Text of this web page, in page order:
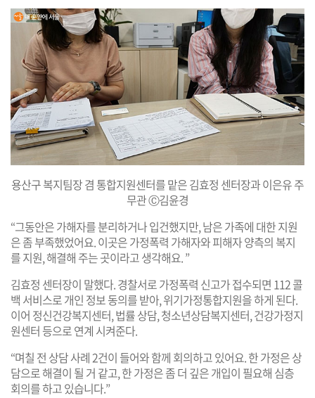
용산구 복지팀장 겸 통합지원센터를 맡은 김효정 센터장과 이은유 주
무관 Ⓒ김윤경
“그동안은 가해자를 분리하거나 입건했지만, 남은 가족에 대한 지원
은 좀 부족했었어요. 이곳은 가정폭력 가해자와 피해자 양측의 복지
를 지원, 해결해 주는 곳이라고 생각해요. ”
김효정 센터장이 말했다. 경찰서로 가정폭력 신고가 접수되면 112 콜
백 서비스로 개인 정보 동의를 받아, 위기가정통합지원을 하게 된다.
이어 정신건강복지센터, 법률 상담, 청소년상담복지센터, 건강가정지
원센터 등으로 연계 시켜준다.
“며칠 전 상담 사례 2건이 들어와 함께 회의하고 있어요. 한 가정은 상
담으로 해결이 될 거 같고, 한 가정은 좀 더 깊은 개입이 필요해 심층
회의를 하고 있습니다.”